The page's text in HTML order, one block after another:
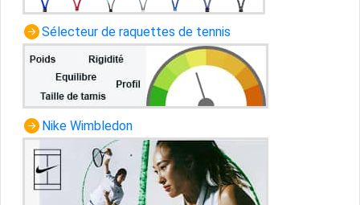
Sélecteur de raquettes de tennis
Nike Wimbledon